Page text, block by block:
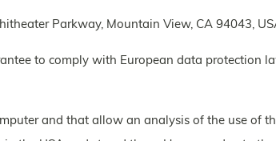
Parkway, Mountain View, CA 94043,
to comply with European data protection
and that allow an analysis of the use of